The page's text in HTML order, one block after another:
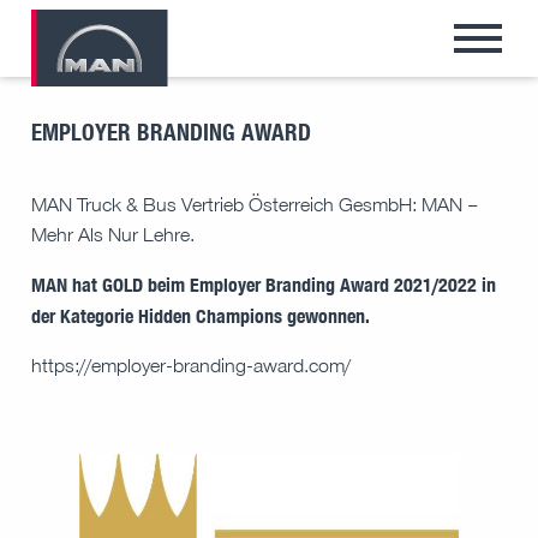
EMPLOYER BRANDING AWARD
MAN Truck & Bus Vertrieb Österreich GesmbH: MAN –
Mehr Als Nur Lehre.
MAN hat GOLD beim Employer Branding Award 2021/2022 in
der Kategorie Hidden Champions gewonnen.
https://employer-branding-award.com/